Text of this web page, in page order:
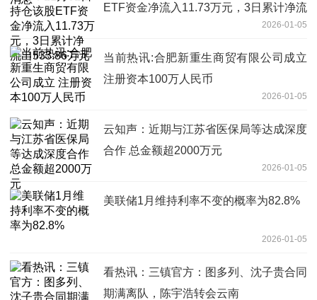
ETF资金净流入11.73万元，3日累计净流
2026-01-05
当前热讯:合肥新重生商贸有限公司成立
注册资本100万人民币
2026-01-05
云知声：近期与江苏省医保局等达成深度
合作 总金额超2000万元
2026-01-05
美联储1月维持利率不变的概率为82.8%
2026-01-05
看热讯：三镇官方：图多列、沈子贵合同
期满离队，陈宇浩转会云南